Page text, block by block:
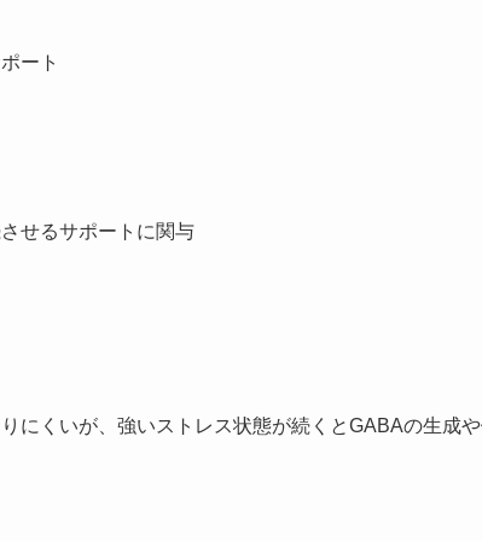
ート
せるサポートに関与
にくいが、強いストレス状態が続くとGABAの生成